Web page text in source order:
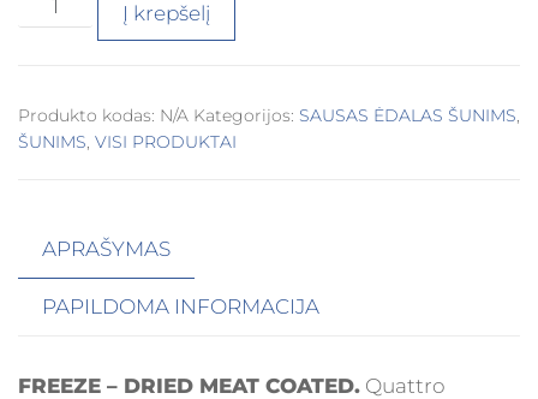
Į krepšelį
Produkto kodas: N/A Kategorijos: SAUSAS ĖDALAS ŠUNIMS,
ŠUNIMS, VISI PRODUKTAI
APRAŠYMAS
PAPILDOMA INFORMACIJA
FREEZE – DRIED MEAT COATED. Quattro